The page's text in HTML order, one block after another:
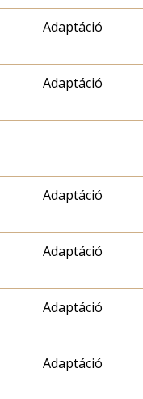
Adaptáció
Adaptáció
Adaptáció
Adaptáció
Adaptáció
Adaptáció